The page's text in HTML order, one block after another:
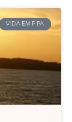
VIDA EM PIPA